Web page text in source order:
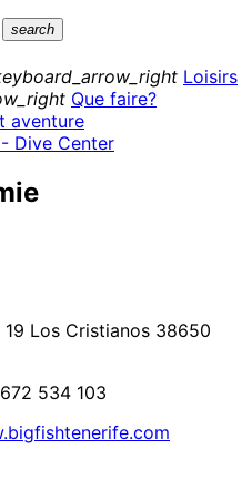
search
Loisirs
Que faire?
aventure
Dive Center
Los Cristianos 38650
534 103